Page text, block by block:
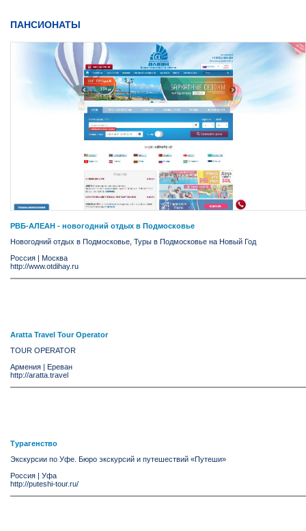
ПАНСИОНАТЫ
РВБ-АЛЕАН - новогодний отдых в Подмосковье
Новогодний отдых в Подмосковье, Туры в Подмосковье на Новый Год
Россия | Москва
http://www.otdihay.ru
Aratta Travel Tour Operator
TOUR OPERATOR
Армения | Ереван
http://aratta.travel
Турагенство
Экскурсии по Уфе. Бюро экскурсий и путешествий «Путеши»
Россия | Уфа
http://puteshi-tour.ru/